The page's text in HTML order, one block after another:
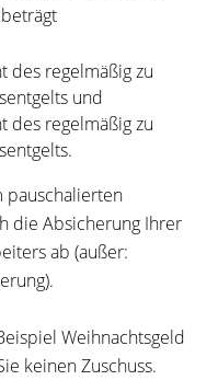
des regelmäßig zu
und
des regelmäßig zu
pauschalierten
die Absicherung Ihrer
ab (außer:
Weihnachtsgeld
keinen Zuschuss.